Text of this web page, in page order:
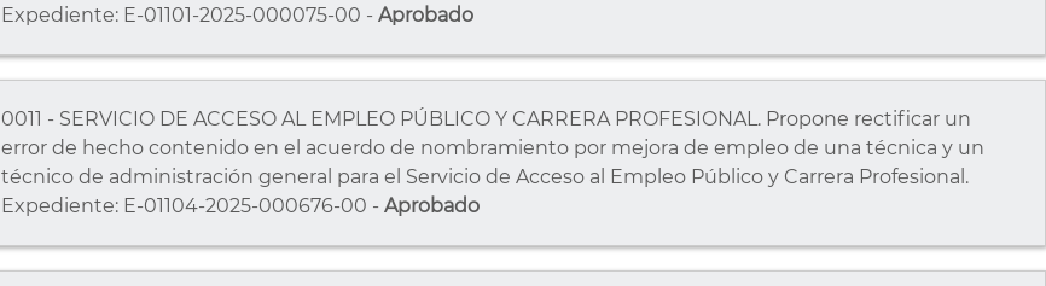
Expediente: E-01101-2025-000075-00 - Aprobado
0011 - SERVICIO DE ACCESO AL EMPLEO PÚBLICO Y CARRERA PROFESIONAL. Propone rectificar un
error de hecho contenido en el acuerdo de nombramiento por mejora de empleo de una técnica y un
técnico de administración general para el Servicio de Acceso al Empleo Público y Carrera Profesional.
Expediente: E-01104-2025-000676-00 - Aprobado